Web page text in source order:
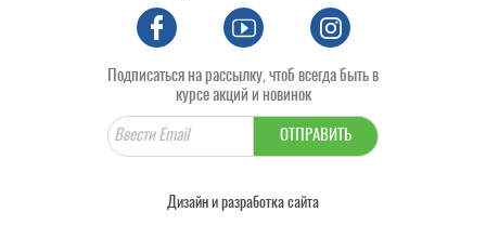
Подписаться на рассылку, чтоб всегда быть в
курсе акций и новинок
ОТПРАВИТЬ
Дизайн и разработка сайта